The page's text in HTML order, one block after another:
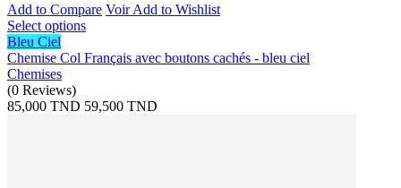
Add to Compare VoirAdd to Wishlist
Select options
Bleu Ciel
Chemise Col Français avec boutons cachés - bleu ciel
Chemises
(0 Reviews)
85,000 TND 59,500 TND